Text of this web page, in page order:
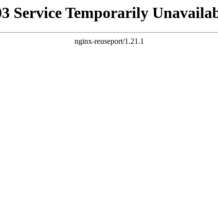
Service Temporarily
nginx-reuseport/1.21.1